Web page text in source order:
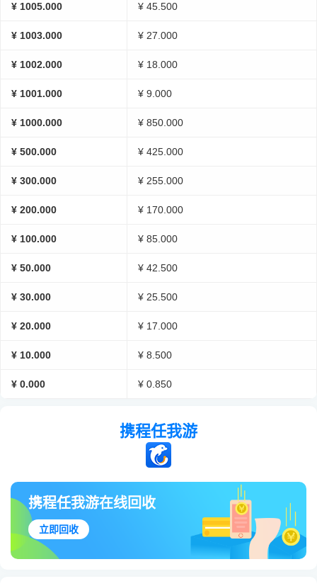
¥ 1005.000 ¥ 45.500
¥ 1003.000 ¥ 27.000
¥ 1002.000 ¥ 18.000
¥ 1001.000 ¥ 9.000
¥ 1000.000 ¥ 850.000
¥ 500.000 ¥ 425.000
¥ 300.000 ¥ 255.000
¥ 200.000 ¥ 170.000
¥ 100.000 ¥ 85.000
¥ 50.000 ¥ 42.500
¥ 30.000 ¥ 25.500
¥ 20.000 ¥ 17.000
¥ 10.000 ¥ 8.500
¥ 0.000 ¥ 0.850
携程任我游
携程任我游在线回收
立即回收